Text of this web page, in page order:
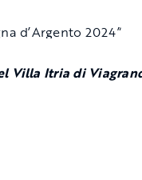
Villa Itria di